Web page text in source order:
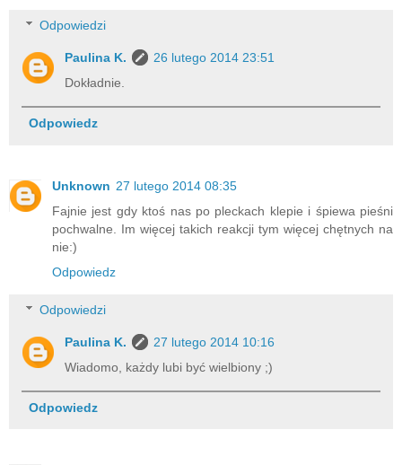
Odpowiedzi
Paulina K.
26 lutego 2014 23:51
Dokładnie.
Odpowiedz
Unknown 27 lutego 2014 08:35
Fajnie jest gdy ktoś nas po pleckach klepie i śpiewa pieśni
pochwalne. Im więcej takich reakcji tym więcej chętnych na
nie:)
Odpowiedz
Odpowiedzi
Paulina K.
27 lutego 2014 10:16
Wiadomo, każdy lubi być wielbiony ;)
Odpowiedz